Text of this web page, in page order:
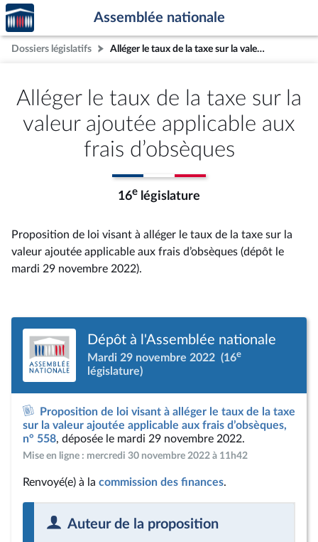
Aller au contenu
Aller en bas de la page
Accèder
à la
page
d'accueil
Assemblée nationale
Dossiers législatifs Alléger le taux de la taxe sur la valeur ajoutée applicable aux frais d’obsèques
Alléger le taux de la taxe sur la
valeur ajoutée applicable aux
frais d’obsèques
16e législature
Proposition de loi visant à alléger le taux de la taxe sur la
valeur ajoutée applicable aux frais d’obsèques (dépôt le
mardi 29 novembre 2022).
Dépôt à l'Assemblée nationale
Mardi 29 novembre 2022 (16e
législature)
Proposition de loi visant à alléger le taux de la taxe
sur la valeur ajoutée applicable aux frais d’obsèques,
n° 558, déposée le mardi 29 novembre 2022.
Mise en ligne : mercredi 30 novembre 2022 à 11h42
Renvoyé(e) à la commission des finances.
Auteur de la proposition